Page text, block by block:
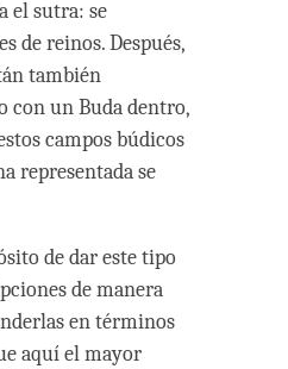
el sutra: se
de reinos. Después,
también
con un Buda dentro,
campos búdicos
representada se
de dar este tipo
de manera
en términos
aquí el mayor